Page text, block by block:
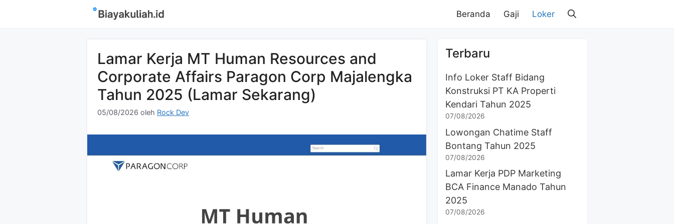
Beranda Gaji Loker
Lamar Kerja MT Human Resources and
Corporate Affairs Paragon Corp Majalengka
Tahun 2025 (Lamar Sekarang)
05/08/2026 oleh Rock Dev
Terbaru
Info Loker Staff Bidang
Konstruksi PT KA Properti
Kendari Tahun 2025
07/08/2026
Lowongan Chatime Staff
Bontang Tahun 2025
07/08/2026
Lamar Kerja PDP Marketing
BCA Finance Manado Tahun
2025
07/08/2026